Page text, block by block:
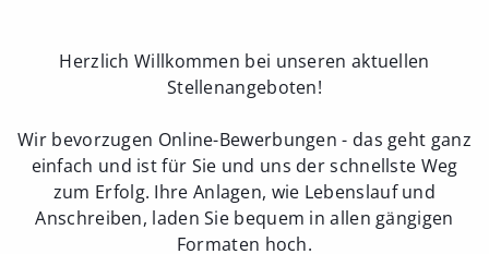
Herzlich Willkommen bei unseren aktuellen
Stellenangeboten!
Wir bevorzugen Online-Bewerbungen - das geht ganz
einfach und ist für Sie und uns der schnellste Weg
zum Erfolg. Ihre Anlagen, wie Lebenslauf und
Anschreiben, laden Sie bequem in allen gängigen
Formaten hoch.